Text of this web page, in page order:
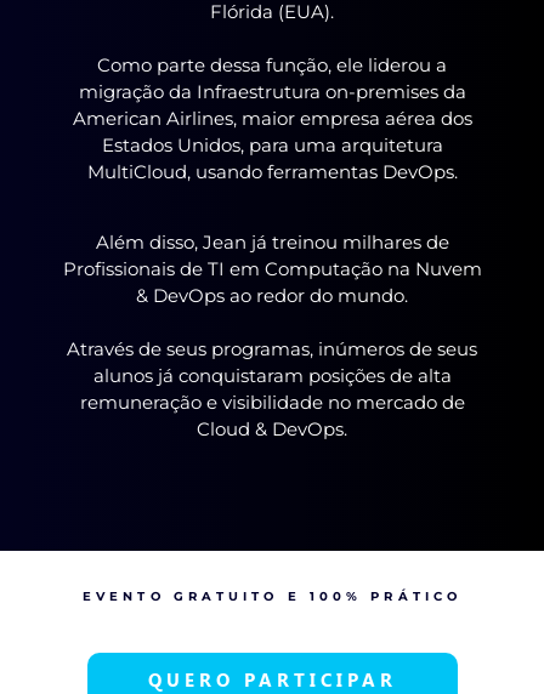
Flórida (EUA).
Como parte dessa função, ele liderou a
migração da Infraestrutura on-premises da
American Airlines, maior empresa aérea dos
Estados Unidos, para uma arquitetura
MultiCloud, usando ferramentas DevOps.
Além disso, Jean já treinou milhares de
Profissionais de TI em Computação na Nuvem
& DevOps ao redor do mundo.
Através de seus programas, inúmeros de seus
alunos já conquistaram posições de alta
remuneração e visibilidade no mercado de
Cloud & DevOps.
EVENTO GRATUITO E 100% PRÁTICO
QUERO PARTICIPAR